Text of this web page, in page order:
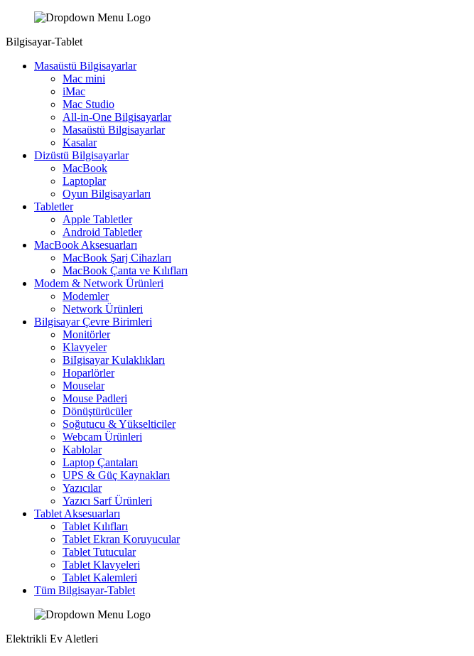
Bilgisayar-Tablet
Masaüstü Bilgisayarlar
Mac mini
iMac
Mac Studio
All-in-One Bilgisayarlar
Masaüstü Bilgisayarlar
Kasalar
Dizüstü Bilgisayarlar
MacBook
Laptoplar
Oyun Bilgisayarları
Tabletler
Apple Tabletler
Android Tabletler
MacBook Aksesuarları
MacBook Şarj Cihazları
MacBook Çanta ve Kılıfları
Modem & Network Ürünleri
Modemler
Network Ürünleri
Bilgisayar Çevre Birimleri
Monitörler
Klavyeler
BiIgisayar Kulaklıkları
Hoparlörler
Mouselar
Mouse Padleri
Dönüştürücüler
Soğutucu & Yükselticiler
Webcam Ürünleri
Kablolar
Laptop Çantaları
UPS & Güç Kaynakları
Yazıcılar
Yazıcı Sarf Ürünleri
Tablet Aksesuarları
Tablet Kılıfları
Tablet Ekran Koruyucular
Tablet Tutucular
Tablet Klavyeleri
Tablet Kalemleri
Tüm Bilgisayar-Tablet
Elektrikli Ev Aletleri